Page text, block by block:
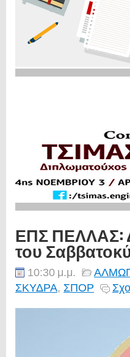
ΕΠΣ ΠΕΛΛΑΣ:
του
10:30 μ.μ.
ΣΚΥΔΡΑ, ΣΠΟΡ